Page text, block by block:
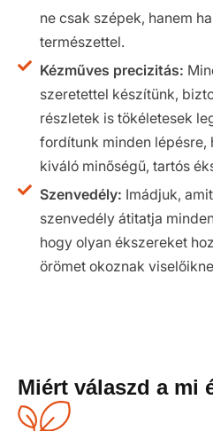
ne csak szépek, hanem
természettel.
Kézműves precizitás:
szeretettel készítünk,
részletek is tökéletesek
fordítunk minden
kiváló minőségű, tartós
Szenvedély: Imádjuk,
szenvedély átitatja
hogy olyan ékszereket
örömet okoznak
Miért válaszd a mi